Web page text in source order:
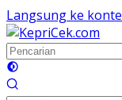
Langsung ke